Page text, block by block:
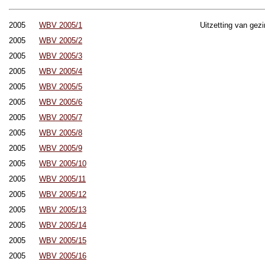
2005 WBV 2005/1
Uitzetting van
2005
WBV 2005/2
2005
WBV 2005/3
2005
WBV 2005/4
2005
WBV 2005/5
2005
WBV 2005/6
2005
WBV 2005/7
2005
WBV 2005/8
2005
WBV 2005/9
2005
WBV 2005/10
2005
WBV 2005/11
2005
WBV 2005/12
2005
WBV 2005/13
2005
WBV 2005/14
2005
WBV 2005/15
2005
WBV 2005/16